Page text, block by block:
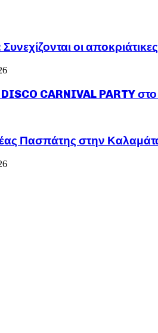
οι
CARNIVAL PARTY
Πασπάτης στην